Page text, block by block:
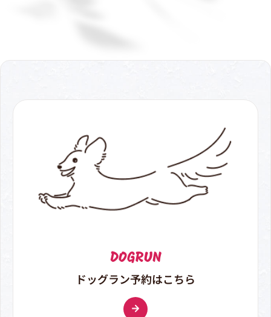
DOGRUN
ドッグラン予約はこちら